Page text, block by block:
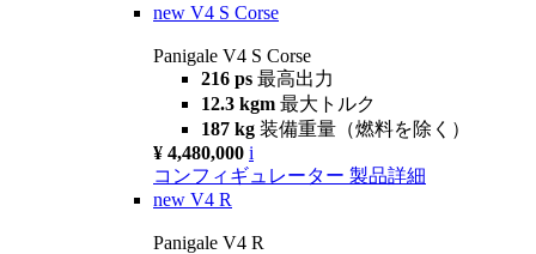
new V4 S Corse
Panigale V4 S Corse
216 ps 最高出力
12.3 kgm 最大トルク
187 kg 装備重量（燃料を除く）
¥ 4,480,000 i
コンフィギュレーター 製品詳細
new V4 R
Panigale V4 R